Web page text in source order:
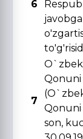
6
7
Qonuni
Qonuni
son,